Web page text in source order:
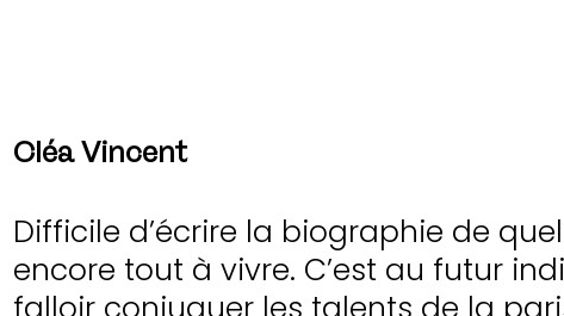
Cléa Vincent
Difficile d’écrire la biographie de
encore tout à vivre. C’est au futur